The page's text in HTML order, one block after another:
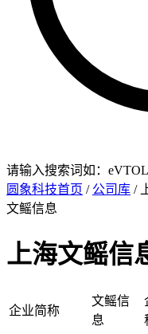
请输入搜索词如：eVTOL
圆象科技首页 / 公司库 /
文鳐信息
上海文鳐信
企业简称
文鳐信
息